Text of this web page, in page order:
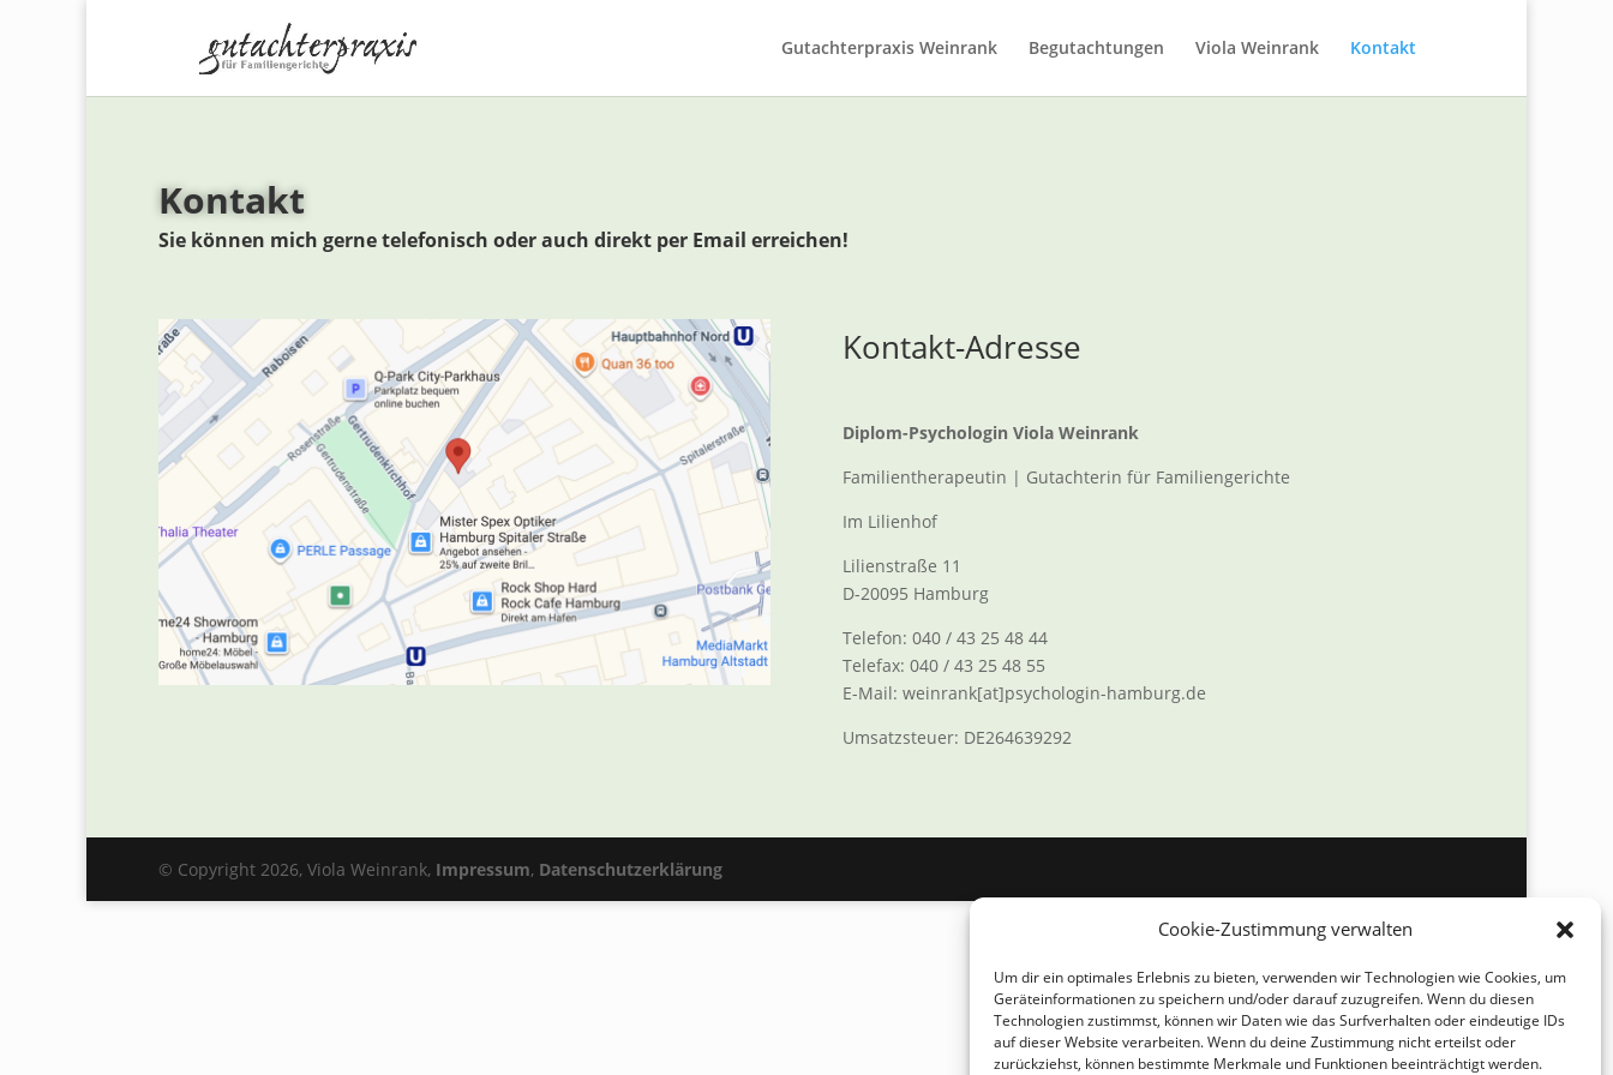
Cookie-Zustimmung verwalten
Um dir ein optimales Erlebnis zu bieten, verwenden wir Technologien wie Cookies, um
Geräteinformationen zu speichern und/oder darauf zuzugreifen. Wenn du diesen
Technologien zustimmst, können wir Daten wie das Surfverhalten oder eindeutige IDs
auf dieser Website verarbeiten. Wenn du deine Zustimmung nicht erteilst oder
zurückziehst, können bestimmte Merkmale und Funktionen beeinträchtigt werden.
Gutachterpraxis Weinrank Begutachtungen Viola Weinrank Kontakt
Kontakt
Sie können mich gerne telefonisch oder auch direkt per Email erreichen!
Kontakt-Adresse
Diplom-Psychologin Viola Weinrank
Familientherapeutin | Gutachterin für Familiengerichte
Im Lilienhof
Lilienstraße 11
D-20095 Hamburg
Telefon: 040 / 43 25 48 44
Telefax: 040 / 43 25 48 55
E-Mail: weinrank[at]psychologin-hamburg.de
Umsatzsteuer: DE264639292
© Copyright 2026, Viola Weinrank, Impressum, Datenschutzerklärung